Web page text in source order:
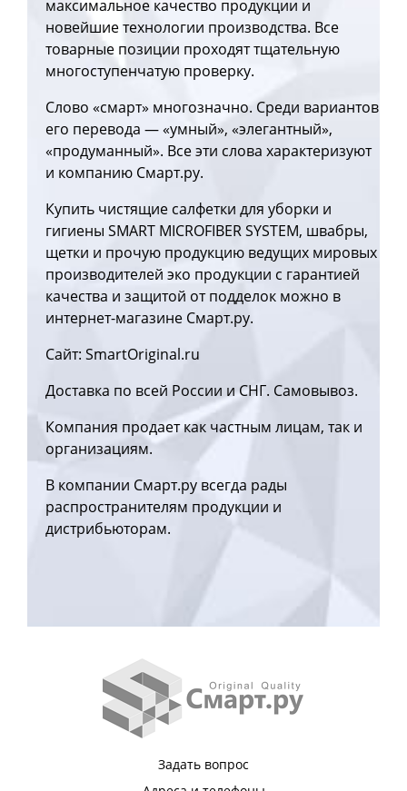
максимальное качество продукции и
новейшие технологии производства. Все
товарные позиции проходят тщательную
многоступенчатую проверку.
Слово «смарт» многозначно. Среди вариантов
его перевода — «умный», «элегантный»,
«продуманный». Все эти слова характеризуют
и компанию Смарт.ру.
Купить чистящие салфетки для уборки и
гигиены SMART MICROFIBER SYSTEM, швабры,
щетки и прочую продукцию ведущих мировых
производителей эко продукции с гарантией
качества и защитой от подделок можно в
интернет-магазине Смарт.ру.
Сайт: SmartOriginal.ru
Доставка по всей России и СНГ. Самовывоз.
Компания продает как частным лицам, так и
организациям.
В компании Смарт.ру всегда рады
распространителям продукции и
дистрибьюторам.
Задать вопрос